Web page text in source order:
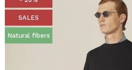
SALES
Natural fibers